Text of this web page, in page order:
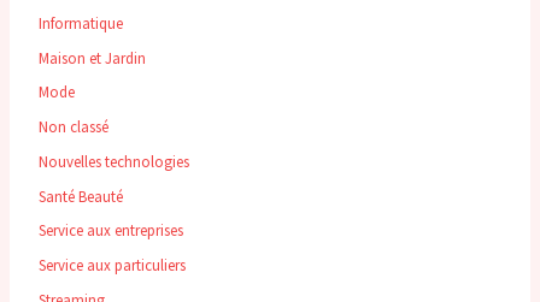
Informatique
Maison et Jardin
Mode
Non classé
Nouvelles technologies
Santé Beauté
Service aux entreprises
Service aux particuliers